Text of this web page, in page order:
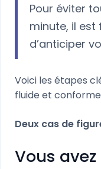
Pour éviter
minute, il
d’anticiper
Voici les étapes
fluide et
Deux cas de
Vous